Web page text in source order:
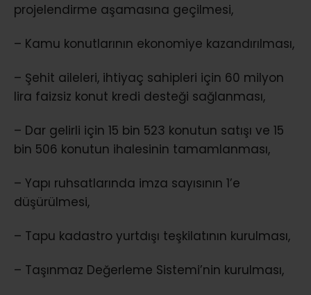
projelendirme aşamasına geçilmesi,
– Kamu konutlarının ekonomiye kazandırılması,
– Şehit aileleri, ihtiyaç sahipleri için 60 milyon
lira faizsiz konut kredi desteği sağlanması,
– Dar gelirli için 15 bin 523 konutun satışı ve 15
bin 506 konutun ihalesinin tamamlanması,
– Yapı ruhsatlarında imza sayısının 1’e
düşürülmesi,
– Tapu kadastro yurtdışı teşkilatının kurulması,
– Taşınmaz Değerleme Sistemi’nin kurulması,